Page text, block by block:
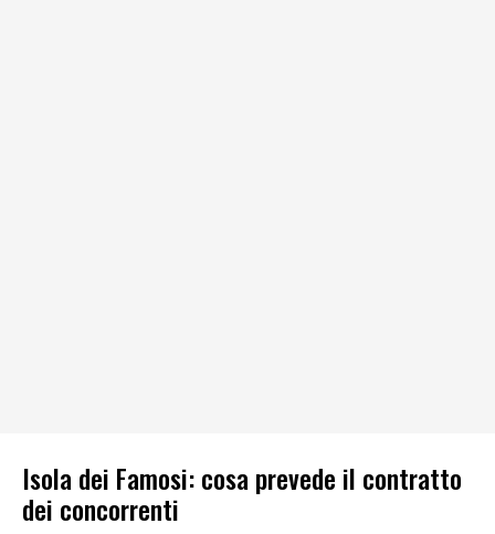
Isola dei Famosi: cosa prevede il contratto
dei concorrenti